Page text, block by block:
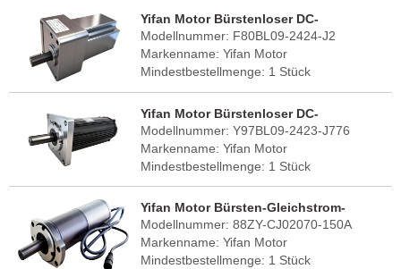
Lieferzeit: 30 - 45 Tage
Herkunftsland: China (Festland)
Yifan Motor Bürstenloser DC-
Getriebemotor 24V 90W, F80BL09-2424-
J2, für Solarreinigungsroboter
Modellnummer: F80BL09-2424-J2
Markenname: Yifan Motor
Mindestbestellmenge: 1 Stück
FOB-Hafen: Shanghai
Lieferzeit: 30 - 45 Tage
Herkunftsland: China (Festland)
Yifan Motor Bürstenloser DC-
Getriebemotor 24V 95W, Y97BL09-2423-
J776, Für Solar-Tracker
Modellnummer: Y97BL09-2423-J776
Markenname: Yifan Motor
Mindestbestellmenge: 1 Stück
FOB-Hafen: Shanghai
Lieferzeit: 30 - 45 Tage
Herkunftsland: China (Festland)
Yifan Motor Bürsten-Gleichstrom-
Getriebemotor 24V 70W, 88ZY-CJ02070-
150A, für Solar-Tracker
Modellnummer: 88ZY-CJ02070-150A
Markenname: Yifan Motor
Mindestbestellmenge: 1 Stück